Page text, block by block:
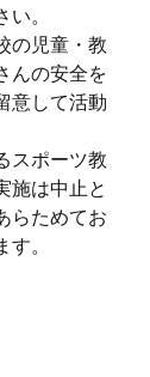
。
の児童・教
んの安全を
意して活動
スポーツ教
施は中止と
らためてお
。